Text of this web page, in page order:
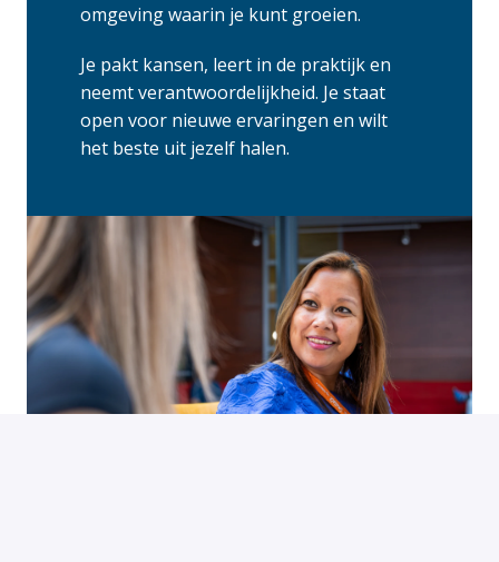
omgeving waarin je kunt groeien.
Je pakt kansen, leert in de praktijk en
neemt verantwoordelijkheid. Je staat
open voor nieuwe ervaringen en wilt
het beste uit jezelf halen.